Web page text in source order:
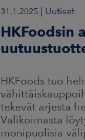
31.1.2025 | Uutiset
HKFoodsin
HKFoods tuo
tekevät arjesta
Valikoimasta
monipuolisia